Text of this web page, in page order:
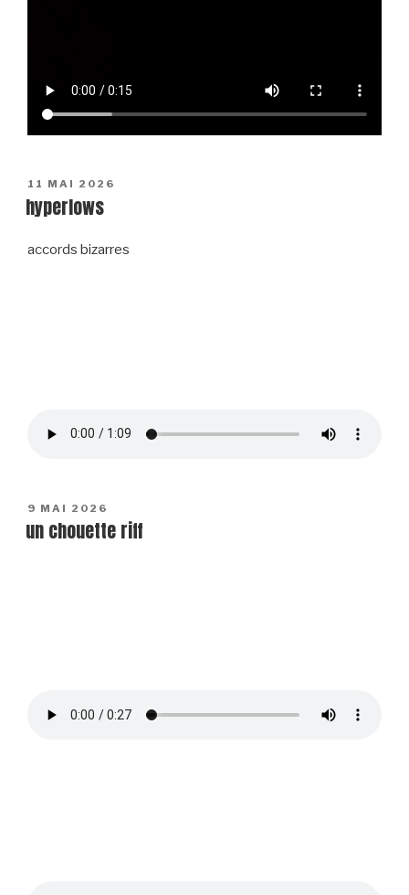
POSTED
ON
11 MAI 2026
hyperlows
accords bizarres
POSTED
ON
9 MAI 2026
un chouette riff